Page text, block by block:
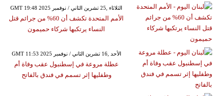
GMT 19:48 2025 الثلاثاء ,25 تشرين الثاني / نوفمبر
الأمم المتحدة تكشف أن 60% من جرائم قتل
النساء يرتكبها شركاء حميمون
GMT 11:53 2025 الأحد ,16 تشرين الثاني / نوفمبر
عطلة مروعة في إسطنبول عقب وفاة أم
وطفليها إثر تسمم في فندق بالفاتح